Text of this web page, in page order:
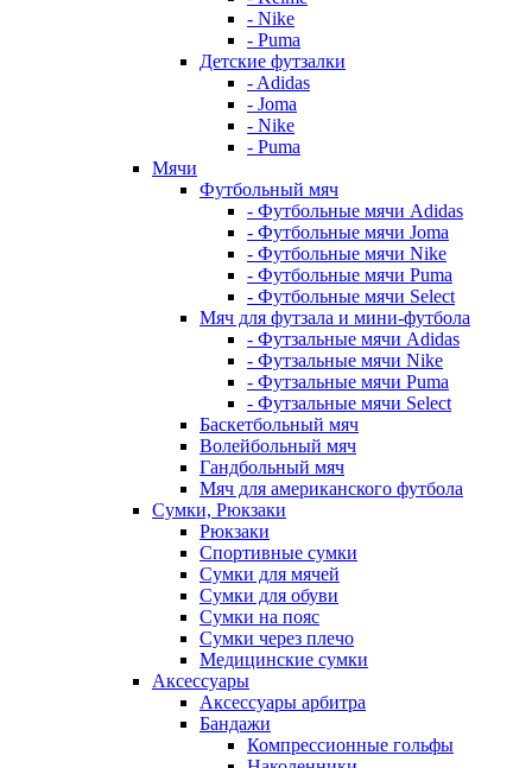
- Nike
- Puma
Детские футзалки
- Adidas
- Joma
- Nike
- Puma
Мячи
Футбольный мяч
- Футбольные мячи Adidas
- Футбольные мячи Joma
- Футбольные мячи Nike
- Футбольные мячи Puma
- Футбольные мячи Select
Мяч для футзала и мини-футбола
- Футзальные мячи Adidas
- Футзальные мячи Nike
- Футзальные мячи Puma
- Футзальные мячи Select
Баскетбольный мяч
Волейбольный мяч
Гандбольный мяч
Мяч для американского футбола
Сумки, Рюкзаки
Рюкзаки
Спортивные сумки
Сумки для мячей
Сумки для обуви
Сумки на пояс
Сумки через плечо
Медицинские сумки
Аксессуары
Аксессуары арбитра
Бандажи
Компрессионные гольфы